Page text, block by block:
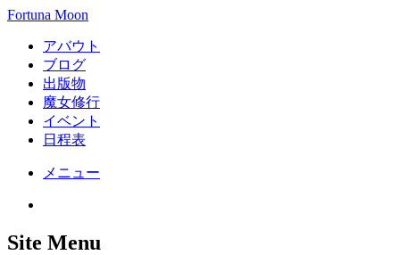
Fortuna Moon
アバウト
ブログ
出版物
魔女修行
イベント
日程表
メニュー
Site Menu